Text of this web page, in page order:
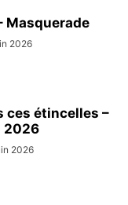
Masquerade
2026
ces étincelles –
2026
2026